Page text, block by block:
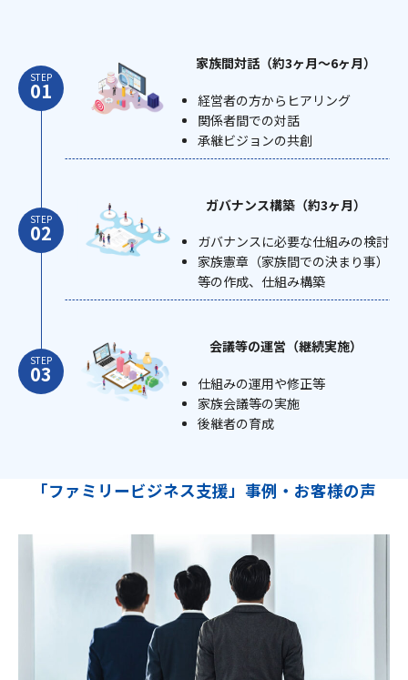
STEP
家族間対話（約3ヶ月～6ヶ月）
経営者の方からヒアリング
関係者間での対話
承継ビジョンの共創
STEP
ガバナンス構築（約3ヶ月）
ガバナンスに必要な仕組みの検討
家族憲章（家族間での決まり事）
等の作成、仕組み構築
STEP
会議等の運営（継続実施）
仕組みの運用や修正等
家族会議等の実施
後継者の育成
「ファミリービジネス支援」事例・お客様の声